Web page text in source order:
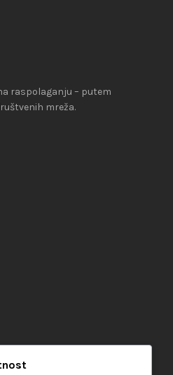
raspolaganju – putem
mreža.